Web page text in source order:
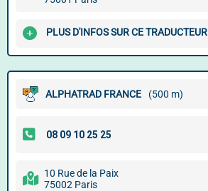
PLUS D'INFOS SUR CE TRADUCTEUR
ALPHATRAD FRANCE (500 m)
10 Rue de la Paix
75002 Paris